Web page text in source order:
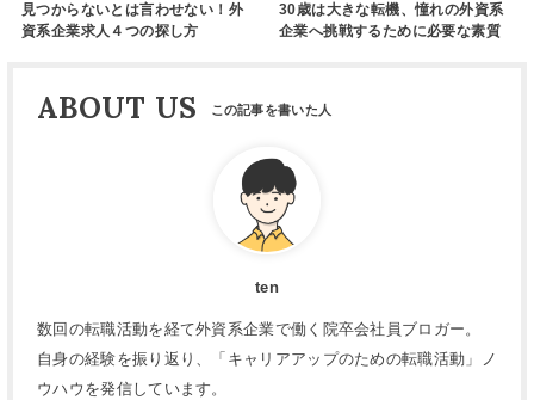
見つからないとは言わせない！外
資系企業求人４つの探し方
30歳は大きな転機、憧れの外資系
企業へ挑戦するために必要な素質
ABOUT US
ten
数回の転職活動を経て外資系企業で働く院卒会社員ブロガー。
自身の経験を振り返り、「キャリアアップのための転職活動」ノ
ウハウを発信しています。